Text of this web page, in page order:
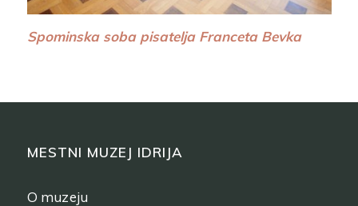
Spominska soba pisatelja Franceta Bevka
MESTNI MUZEJ IDRIJA
O muzeju